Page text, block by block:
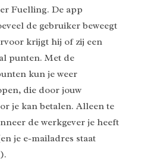
Fuelling. De app
de gebruiker beweegt
krijgt hij of zij een
punten. Met de
kun je weer
die door jouw
je kan betalen. Alleen te
de werkgever je heeft
je e-mailadres staat